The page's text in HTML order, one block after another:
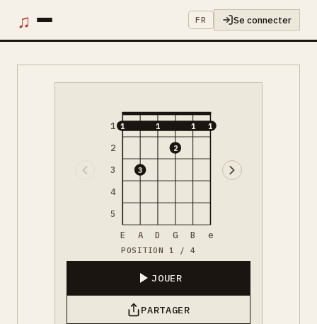
♫ FR Se connecter
1
2
3
4
5
1
3
1
2
1 1
E A D G B e
POSITION 1 / 4
JOUER
PARTAGER